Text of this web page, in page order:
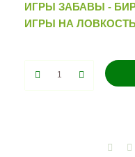
ИГРЫ ЗАБАВЫ -
ИГРЫ НА